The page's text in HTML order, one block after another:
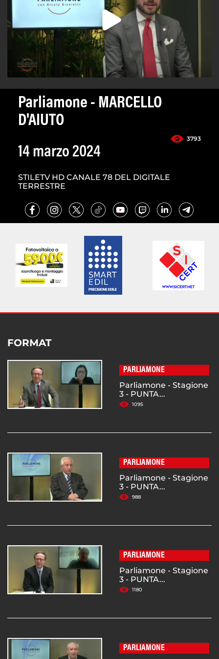
Parliamone - MARCELLO
D'AIUTO
3793
14 marzo 2024
STILETV HD CANALE 78 DEL DIGITALE
TERRESTRE
FORMAT
PARLIAMONE
Parliamone - Stagione
3 - PUNTA...
1095
PARLIAMONE
Parliamone - Stagione
3 - PUNTA...
988
PARLIAMONE
Parliamone - Stagione
3 - PUNTA...
1180
PARLIAMONE